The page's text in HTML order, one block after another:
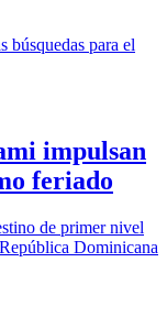
impulsan
feriado